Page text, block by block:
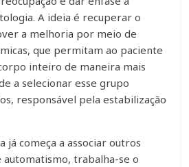
A ideia é recuperar o
a melhoria por meio de
que permitam ao paciente
inteiro de maneira mais
a selecionar esse grupo
responsável pela estabilização
já começa a associar outros
automatismo, trabalha-se o